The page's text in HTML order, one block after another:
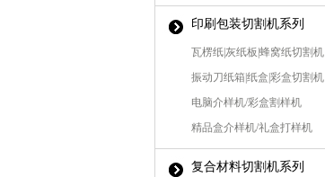
印刷包装切割机系列
瓦楞纸|灰纸板|蜂窝纸切割机
振动刀纸箱|纸盒|彩盒切割机
电脑介样机/彩盒割样机
精品盒介样机/礼盒打样机
复合材料切割机系列